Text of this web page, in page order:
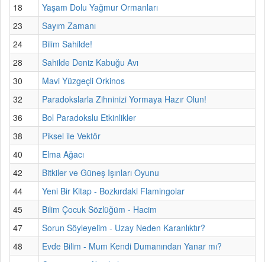
18
Yaşam Dolu Yağmur Ormanları
23
Sayım Zamanı
24
Bilim Sahilde!
28
Sahilde Deniz Kabuğu Avı
30
Mavi Yüzgeçli Orkinos
32
Paradokslarla Zihninizi Yormaya Hazır Olun!
36
Bol Paradokslu Etkinlikler
38
Piksel ile Vektör
40
Elma Ağacı
42
Bitkiler ve Güneş Işınları Oyunu
44
Yeni Bir Kitap - Bozkırdaki Flamingolar
45
Bilim Çocuk Sözlüğüm - Hacim
47
Sorun Söyleyelim - Uzay Neden Karanlıktır?
48
Evde Bilim - Mum Kendi Dumanından Yanar mı?